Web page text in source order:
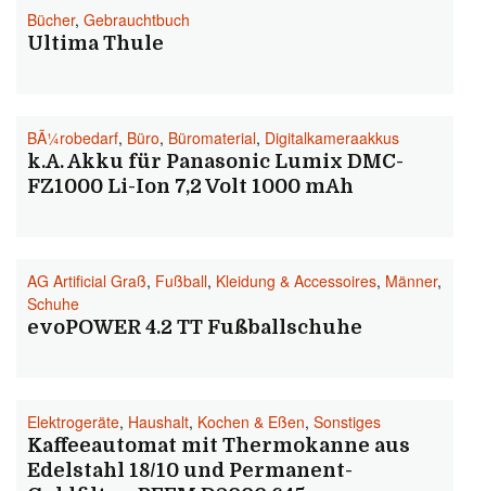
Bücher, Gebrauchtbuch
Ultima Thule
BÃ¼robedarf, Büro, Büromaterial, Digitalkameraakkus
k.A. Akku für Panasonic Lumix DMC-
FZ1000 Li-Ion 7,2 Volt 1000 mAh
AG Artificial Graß, Fußball, Kleidung & Accessoires, Männer,
Schuhe
evoPOWER 4.2 TT Fußballschuhe
Elektrogeräte, Haushalt, Kochen & Eßen, Sonstiges
Kaffeeautomat mit Thermokanne aus
Edelstahl 18/10 und Permanent-